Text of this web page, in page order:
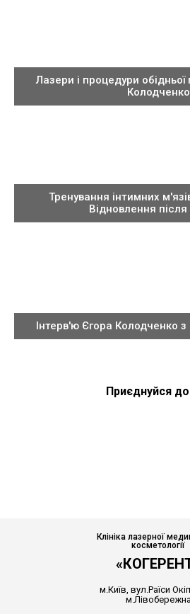
Лазери і процедури
Колодченко
Тренування інтимних
Відновлення після
Інтерв'ю Єгора Колодченко
Приєднуйся
Клініка лазерної
косметології
м.Київ, вул.Раїси